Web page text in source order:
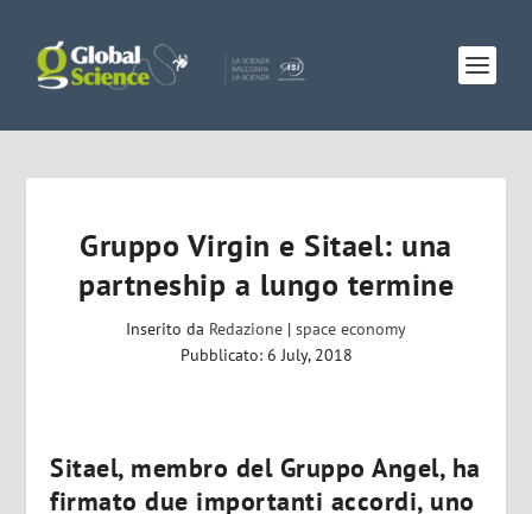
Gruppo Virgin e Sitael: una
partneship a lungo termine
Inserito da Redazione | space economy
Pubblicato: 6 July, 2018
Sitael, membro del Gruppo Angel, ha
firmato due importanti accordi, uno